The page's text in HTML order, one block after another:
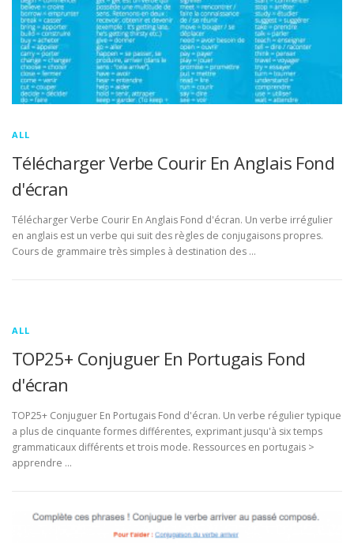
ALL
Télécharger Verbe Courir En Anglais Fond
d'écran
Télécharger Verbe Courir En Anglais Fond d'écran. Un verbe irrégulier
en anglais est un verbe qui suit des règles de conjugaisons propres.
Cours de grammaire très simples à destination des …
ALL
TOP25+ Conjuguer En Portugais Fond
d'écran
TOP25+ Conjuguer En Portugais Fond d'écran. Un verbe régulier typique
a plus de cinquante formes différentes, exprimant jusqu'à six temps
grammaticaux différents et trois mode. Ressources en portugais >
apprendre …